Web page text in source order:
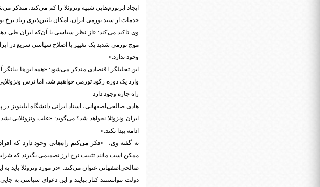
خدمات از سبد تورمی ایران، امکان تاثیر‌پذیری زیاد
وی تاکید می‌کند: «از نظر سیاسی با آن‌که ایران طی
موج تورمی شدید یک تغییر یا اصلاح سیاسی سریع در
وجود ندارد.»
این تحلیلگر اقتصادی متذکر می‌شود: «همه این‌ها
وارد یک دوره رکود تورمی خواهیم شد، اما ترس
راه چاره وجود دارد
هادی صالحی‌اصفهانی، استاد ایرانی دانشگاه
ایران ونزوئلا نخواهد شد؟ می‌گوید: «علت
ادامه پیدا نکند.»
به گفته وی، «فکر می‌کنم راه‌هایی وجود دارد که
ممکن است مانند تثبیت نرخ ارز تصمیمی بگیرند که
صالحی‌اصفهانی عنوان می‌کند: «در مورد ونزوئلا باید
دولت نتوانستند کنار بیایند و این دعوای سیاسی به